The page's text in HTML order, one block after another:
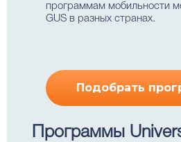
программам мобильности
GUS в разных странах.
Подобрать
Программы